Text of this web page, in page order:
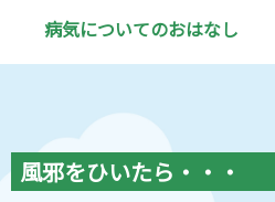
視て！聴いて！知っとく健康動画
感染症対策〜手指衛生って何？〜
検査値はからだの通信簿
病気についてのおはなし
風邪をひいたら・・・